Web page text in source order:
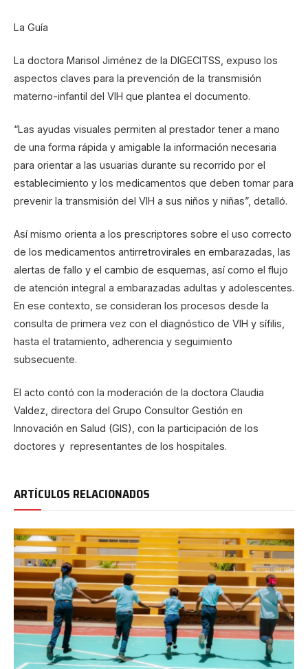
La Guía
La doctora Marisol Jiménez de la DIGECITSS, expuso los
aspectos claves para la prevención de la transmisión
materno-infantil del VIH que plantea el documento.
“Las ayudas visuales permiten al prestador tener a mano
de una forma rápida y amigable la información necesaria
para orientar a las usuarias durante su recorrido por el
establecimiento y los medicamentos que deben tomar para
prevenir la transmisión del VIH a sus niños y niñas”, detalló.
Así mismo orienta a los prescriptores sobre el uso correcto
de los medicamentos antirretrovirales en embarazadas, las
alertas de fallo y el cambio de esquemas, así como el flujo
de atención integral a embarazadas adultas y adolescentes.
En ese contexto, se consideran los procesos desde la
consulta de primera vez con el diagnóstico de VIH y sífilis,
hasta el tratamiento, adherencia y seguimiento
subsecuente.
El acto contó con la moderación de la doctora Claudia
Valdez, directora del Grupo Consultor Gestión en
Innovación en Salud (GIS), con la participación de los
doctores y representantes de los hospitales.
ARTÍCULOS RELACIONADOS